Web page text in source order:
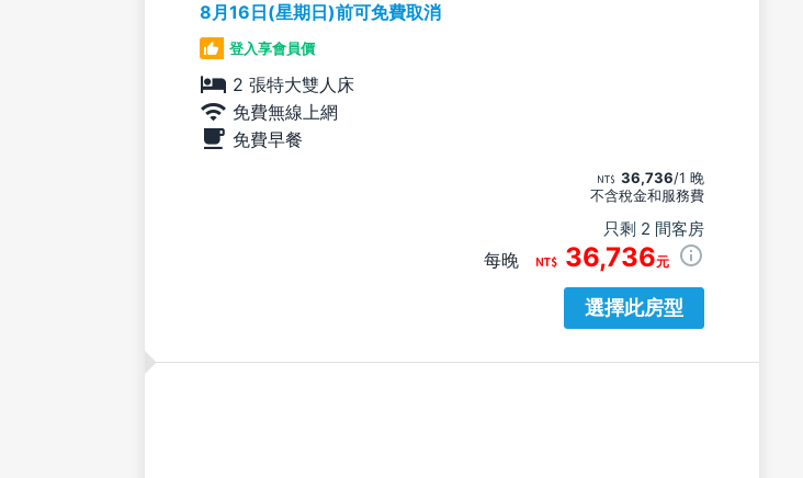
8月16日(星期日)前可免費取消
登入享會員價
2 張特大雙人床
免費無線上網
免費早餐
36,736/1 晚
不含稅金和服務費
只剩 2 間客房
每晚 36,736元
選擇此房型